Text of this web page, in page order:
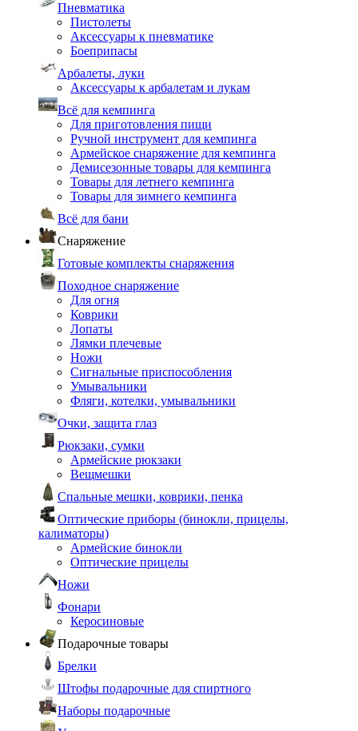
Пневматика
Пистолеты
Аксессуары к пневматике
Боеприпасы
Арбалеты, луки
Аксессуары к арбалетам и лукам
Всё для кемпинга
Для приготовления пищи
Ручной инструмент для кемпинга
Армейское снаряжение для кемпинга
Демисезонные товары для кемпинга
Товары для летнего кемпинга
Товары для зимнего кемпинга
Всё для бани
Снаряжение
Готовые комплекты снаряжения
Походное снаряжение
Для огня
Коврики
Лопаты
Лямки плечевые
Ножи
Сигнальные приспособления
Умывальники
Фляги, котелки, умывальники
Очки, защита глаз
Рюкзаки, сумки
Армейские рюкзаки
Вещмешки
Спальные мешки, коврики, пенка
Оптические приборы (бинокли, прицелы,
калиматоры)
Армейские бинокли
Оптические прицелы
Ножи
Фонари
Керосиновые
Подарочные товары
Брелки
Штофы подарочные для спиртного
Наборы подарочные